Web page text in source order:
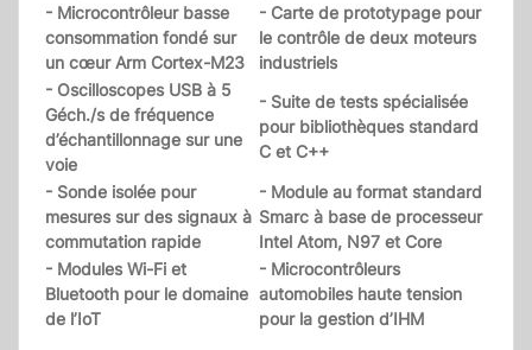
- Microcontrôleur basse
consommation fondé sur
un cœur Arm Cortex-M23
- Carte de prototypage pour
le contrôle de deux moteurs
industriels
- Oscilloscopes USB à 5
Géch./s de fréquence
d’échantillonnage sur une
voie
- Suite de tests spécialisée
pour bibliothèques standard
C et C++
- Sonde isolée pour
mesures sur des signaux à
commutation rapide
- Module au format standard
Smarc à base de processeur
Intel Atom, N97 et Core
- Modules Wi-Fi et
Bluetooth pour le domaine
de l’IoT
- Microcontrôleurs
automobiles haute tension
pour la gestion d’IHM